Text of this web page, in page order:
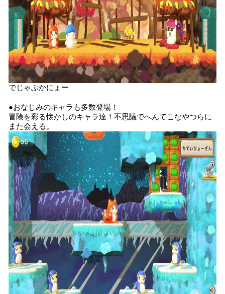
でじゃぶかにょー
●おなじみのキャラも多数登場！
冒険を彩る懐かしのキャラ達！不思議でへんてこなやつらに
また会える。